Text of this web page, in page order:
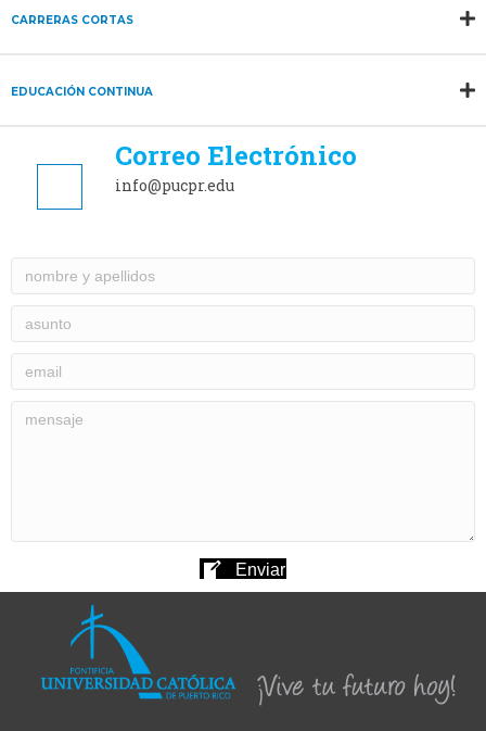
CARRERAS CORTAS
EDUCACIÓN CONTINUA
Correo Electrónico
info@pucpr.edu
Enviar